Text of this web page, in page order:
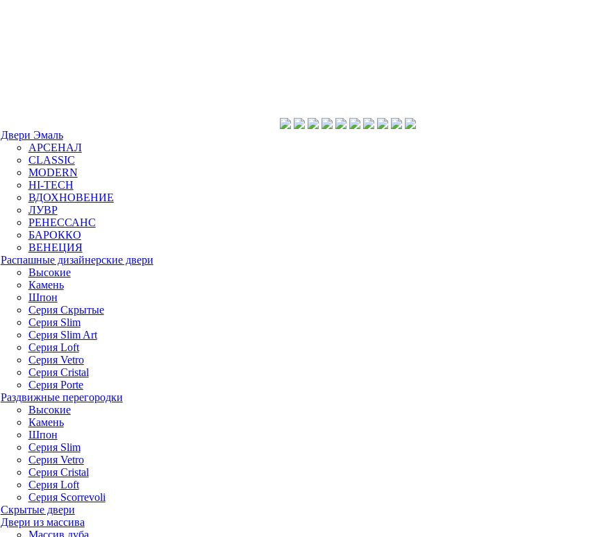
Двери Эмаль
АРСЕНАЛ
CLASSIC
MODERN
HI-TECH
ВДОХНОВЕНИЕ
ЛУВР
РЕНЕССАНС
БАРОККО
ВЕНЕЦИЯ
Распашные дизайнерские двери
Высокие
Камень
Шпон
Серия Скрытые
Серия Slim
Серия Slim Art
Серия Loft
Серия Vetro
Серия Cristal
Серия Porte
Раздвижные перегородки
Высокие
Камень
Шпон
Серия Slim
Серия Vetro
Серия Cristal
Серия Loft
Серия Scorrevoli
Скрытые двери
Двери из массива
Массив дуба